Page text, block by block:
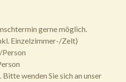
gerne möglich.
Einzelzimmer-/Zelt)
Person
wenden Sie sich an unser